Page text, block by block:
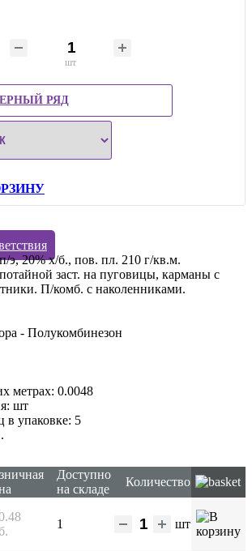
шт
РЯД
э, 20% х/б., пов. пл. 210 г/кв.м.
заст. на пуговицы, карманы с
П/комб. с наколенниками.
- Полукомбинезон
метрах: 0.0048
шт
в упаковке: 5
.
Доступно
на складе
Количество
1 шт